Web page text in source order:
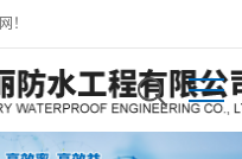
！